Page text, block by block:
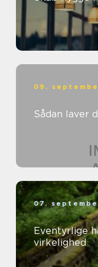
09.
Sådan laver
07.
Eventyrlige
virkelighed